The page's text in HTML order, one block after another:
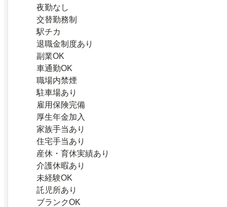
夜勤なし
交替勤務制
駅チカ
退職金制度あり
副業OK
車通勤OK
職場内禁煙
駐車場あり
雇用保険完備
厚生年金加入
家族手当あり
住宅手当あり
産休・育休実績あり
介護休暇あり
未経験OK
託児所あり
ブランクOK